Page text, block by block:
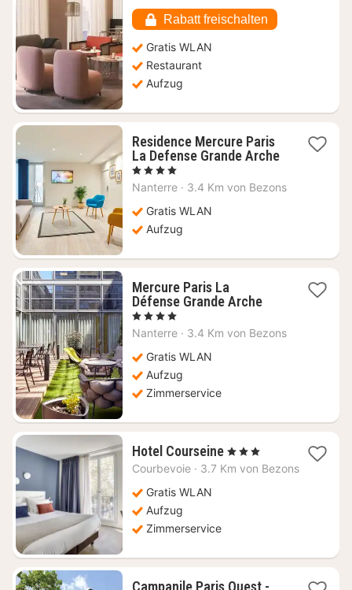
86,97
€
Rabatt freischalten
Gratis WLAN
Restaurant
Aufzug
Residence Mercure Paris
La Defense Grande Arche
1
Nacht
69,09
€
, 4 Sterne
Nanterre · 3.4 Km von Bezons
Gratis WLAN
Aufzug
Mercure Paris La
Défense Grande Arche1
ab
, 4 Sterne
Nanterre · 3.4 Km von Bezons
Gratis WLAN
Aufzug
Zimmerservice
Hotel Courseine1
Nacht
, 3 Sterne
Courbevoie · 3.7 Km von Bezons
Gratis WLAN
Aufzug
Zimmerservice
Campanile Paris Ouest -